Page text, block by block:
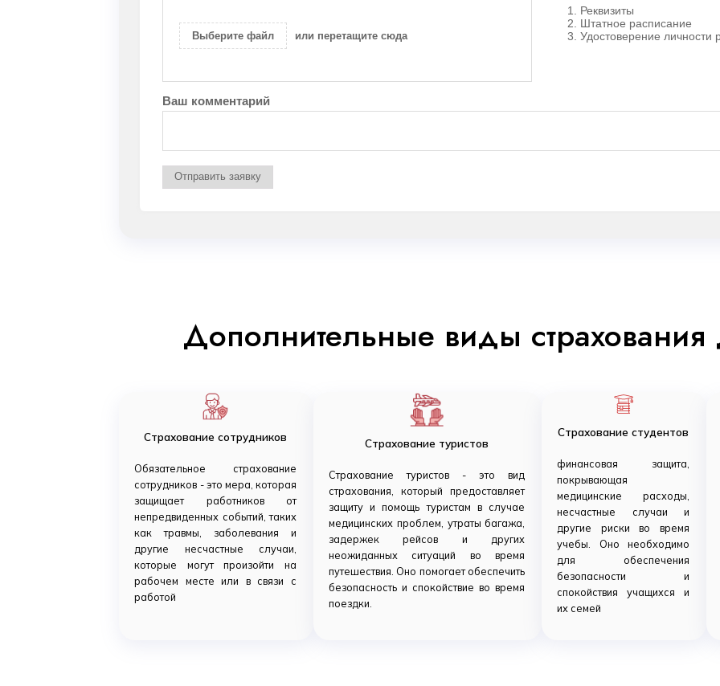
Дополнительные виды страхования
Страхование сотрудников
Обязательное страхование
сотрудников - это мера, которая
защищает работников от
непредвиденных событий, таких
как травмы, заболевания и
другие несчастные случаи,
которые могут произойти на
рабочем месте или в связи с
работой
Страхование туристов
Страхование туристов - это вид
страхования, который предоставляет
защиту и помощь туристам в случае
медицинских проблем, утраты багажа,
задержек рейсов и других
неожиданных ситуаций во время
путешествия. Оно помогает обеспечить
безопасность и спокойствие во время
поездки.
Страхование студентов
финансовая защита,
покрывающая
медицинские расходы,
несчастные случаи и
другие риски во время
учебы. Оно необходимо
для обеспечения
безопасности и
спокойствия учащихся и
их семей